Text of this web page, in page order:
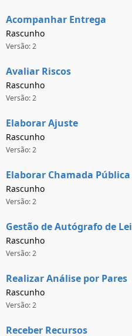
Acompanhar Entrega
Rascunho
Versão: 2
Avaliar Riscos
Rascunho
Versão: 2
Elaborar Ajuste
Rascunho
Versão: 2
Elaborar Chamada Pública
Rascunho
Versão: 2
Gestão de Autógrafo de Lei
Rascunho
Versão: 2
Realizar Análise por Pares
Rascunho
Versão: 2
Receber Recursos